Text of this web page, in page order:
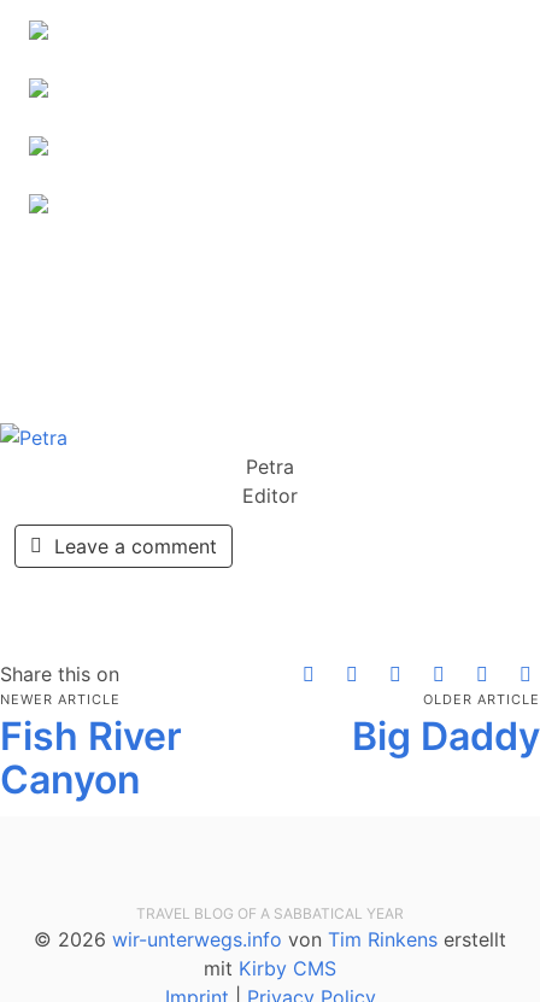
Petra
Editor
Leave a comment
Share this on
NEWER ARTICLE
Fish River
Canyon
OLDER ARTICLE
Big Daddy
TRAVEL BLOG OF A SABBATICAL YEAR
© 2026 wir-unterwegs.info von Tim Rinkens erstellt
mit Kirby CMS
Imprint
Privacy Policy